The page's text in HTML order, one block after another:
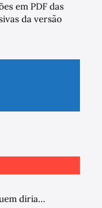
em PDF das
da versão
diria...